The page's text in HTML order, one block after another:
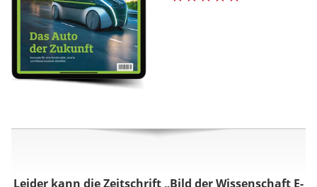
Leider kann die Zeitschrift „Bild der Wissenschaft E-